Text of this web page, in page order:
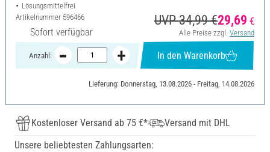
Lösungsmittelfrei
Artikelnummer 596466
Sofort verfügbar
UVP 34,99 €29,69 €
Alle Preise zzgl. Versand
Anzahl: In den Warenkorb
Lieferung: Donnerstag, 13.08.2026 - Freitag, 14.08.2026
Kostenloser Versand ab 75 €*
Versand mit DHL
Unsere beliebtesten Zahlungsarten: